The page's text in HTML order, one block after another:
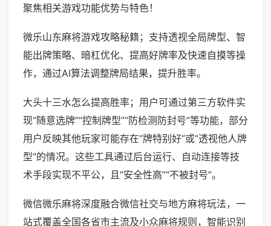
聚焦相关游戏功能优势与特色！
微乐山东麻将游戏攻略秘籍；支持透视全局牌型、智
能出牌策略、暗杠优化、提高好牌率及快速自摸等操
作，通过AI算法调整牌局结果，提升胜率。
大头十三水怎么提高胜率；用户可通过第三方软件实
现“随意选牌”“控制牌型”“防检测防封号”等功能，部分
用户反映其他玩家可能存在“牌特别好”或“透视他人牌
型”的情况。这些工具通过后台运行、自动连接等技
术手段实现不平公，且“安全性高”“不被封号”。
微信微乐麻将深度融合微信社交与地方麻将玩法，一
站式覆盖全国各省市主流及小众麻将规则，智能识别